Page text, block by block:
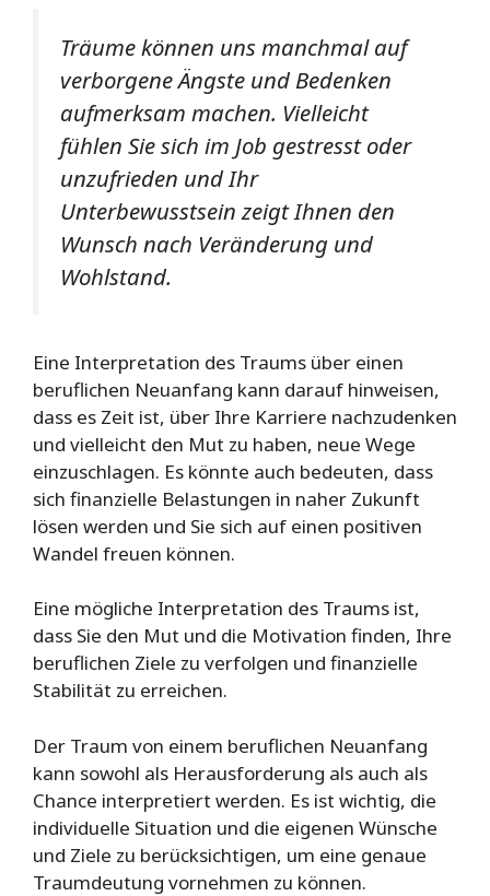
Träume können uns manchmal auf
verborgene Ängste und Bedenken
aufmerksam machen. Vielleicht
fühlen Sie sich im Job gestresst oder
unzufrieden und Ihr
Unterbewusstsein zeigt Ihnen den
Wunsch nach Veränderung und
Wohlstand.
Eine Interpretation des Traums über einen
beruflichen Neuanfang kann darauf hinweisen,
dass es Zeit ist, über Ihre Karriere nachzudenken
und vielleicht den Mut zu haben, neue Wege
einzuschlagen. Es könnte auch bedeuten, dass
sich finanzielle Belastungen in naher Zukunft
lösen werden und Sie sich auf einen positiven
Wandel freuen können.
Eine mögliche Interpretation des Traums ist,
dass Sie den Mut und die Motivation finden, Ihre
beruflichen Ziele zu verfolgen und finanzielle
Stabilität zu erreichen.
Der Traum von einem beruflichen Neuanfang
kann sowohl als Herausforderung als auch als
Chance interpretiert werden. Es ist wichtig, die
individuelle Situation und die eigenen Wünsche
und Ziele zu berücksichtigen, um eine genaue
Traumdeutung vornehmen zu können.